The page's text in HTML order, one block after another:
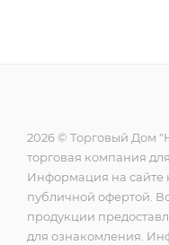
2026 © Торговый Дом
торговая компания
Информация на сайте
публичной офертой.
продукции
для ознакомления.